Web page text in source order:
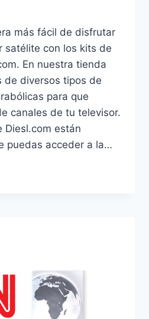
más fácil de disfrutar
satélite con los kits de
En nuestra tienda
de diversos tipos de
para que
canales de tu televisor.
Diesl.com están
puedas acceder a la…